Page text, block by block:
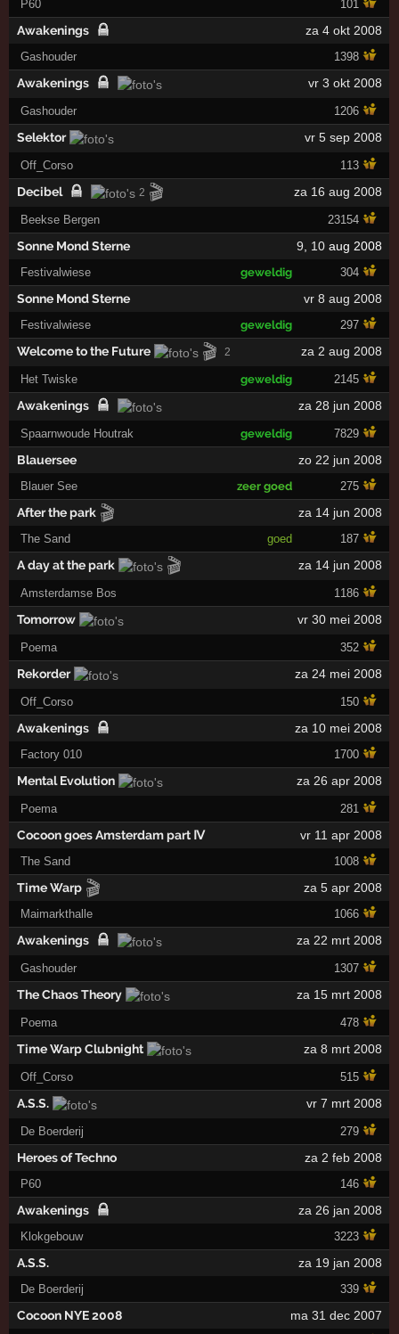
P60 101
Awakenings za 4 okt 2008
Gashouder 1398
Awakenings vr 3 okt 2008
Gashouder 1206
Selektor vr 5 sep 2008
Off_Corso 113
Decibel 2 🎬 za 16 aug 2008
Beekse Bergen 23154
Sonne Mond Sterne 9, 10aug 2008
Festivalwiese geweldig 304
Sonne Mond Sterne vr 8 aug 2008
Festivalwiese geweldig 297
Welcome to the Future 🎬 2 za 2 aug 2008
Het Twiske geweldig 2145
Awakenings za 28 jun 2008
Spaarnwoude Houtrak geweldig 7829
Blauersee zo 22 jun 2008
Blauer See zeer goed 275
After the park 🎬 za 14 jun 2008
The Sand goed 187
A day at the park 🎬 za 14 jun 2008
Amsterdamse Bos 1186
Tomorrow vr 30 mei 2008
Poema 352
Rekorder za 24 mei 2008
Off_Corso 150
Awakenings za 10 mei 2008
Factory 010 1700
Mental Evolution za 26 apr 2008
Poema 281
Cocoon goes Amsterdam part Ⅳ vr 11 apr 2008
The Sand 1008
Time Warp 🎬 za 5 apr 2008
Maimarkthalle 1066
Awakenings za 22 mrt 2008
Gashouder 1307
The Chaos Theory za 15 mrt 2008
Poema 478
Time Warp Clubnight za 8 mrt 2008
Off_Corso 515
A.S.S. vr 7 mrt 2008
De Boerderij 279
Heroes of Techno za 2 feb 2008
P60 146
Awakenings za 26 jan 2008
Klokgebouw 3223
A.S.S. za 19 jan 2008
De Boerderij 339
Cocoon NYE 2008 ma 31 dec 2007